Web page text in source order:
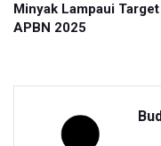
Minyak Lampaui Target
APBN 2025